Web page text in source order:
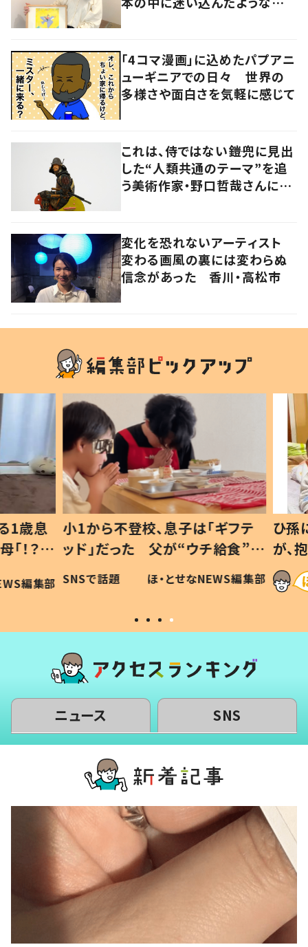
「4コマ漫画」に込めたパプアニ
ューギニアでの日々 世界の
多様さや面白さを気軽に感じて
これは、侍ではない――鎧兜に見出
した“人類共通のテーマ”を追
う美術作家・野口哲哉さんに聞
変化を恐れないアーティスト
変わる画風の裏には変わらぬ
信念があった 香川・高松市
歳息
？」
編集部
小1から不登校、息子は「ギフテ
ッド」だった 父が“ウチ給食”を
作り続ける理由とは #令和の親
#令和の子
SNSで話題 ほ・とせなNEWS編集部
ひ孫
が、抱
「涙が
い」
ニュース SNS